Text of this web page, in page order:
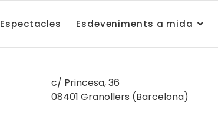
Espectacles Esdeveniments a mida
c/ Princesa, 36
08401 Granollers (Barcelona)